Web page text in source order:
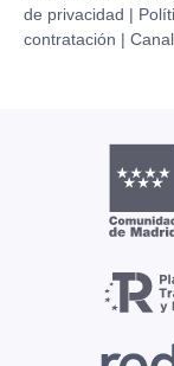
de privacidad |
contratación |